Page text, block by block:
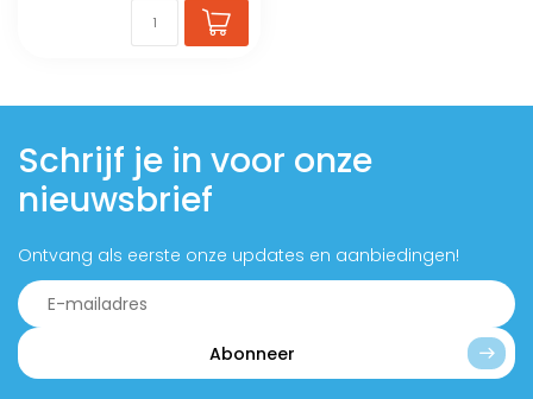
Schrijf je in voor onze
nieuwsbrief
Ontvang als eerste onze updates en aanbiedingen!
Abonneer